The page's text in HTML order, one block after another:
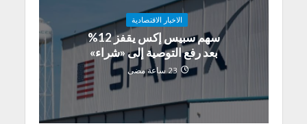
الاخبار الاقتصادية
سهم سبيس إكس يقفز 12%
بعد رفع التوصية إلى «شراء»
23 ساعة مضى